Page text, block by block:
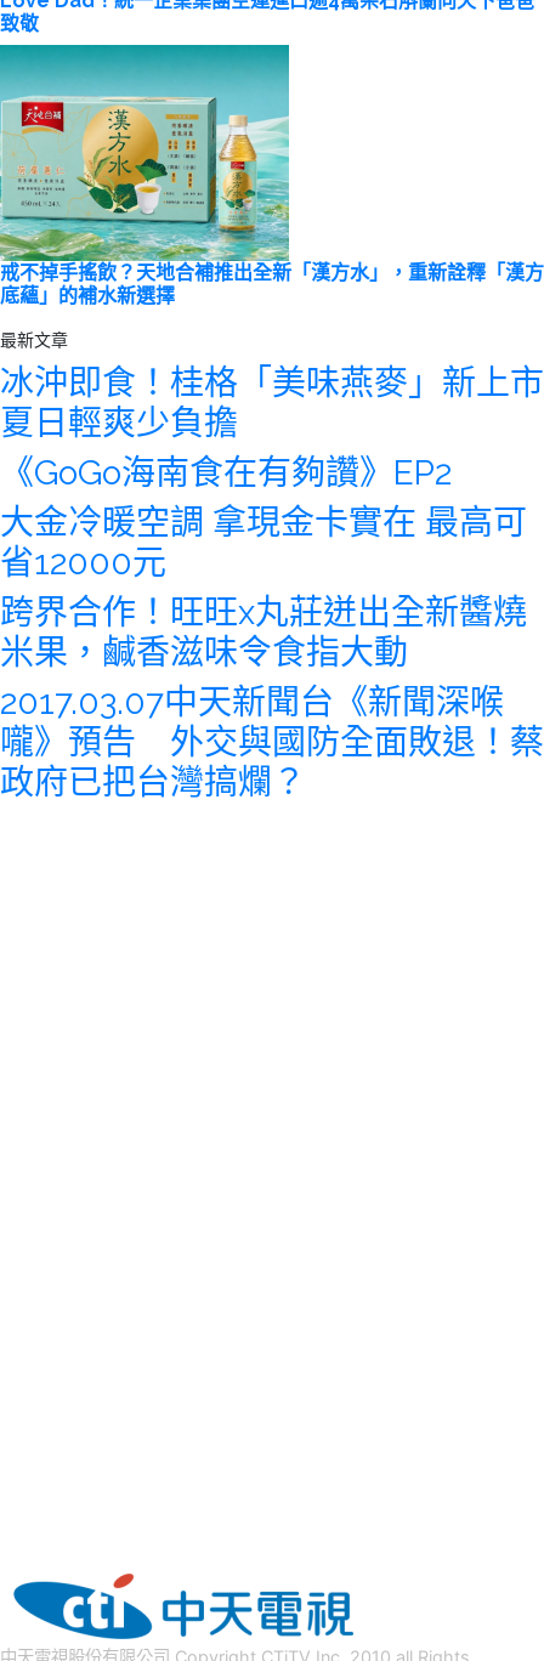
致敬
戒不掉手搖飲？天地合補推出全新「漢方水」，重新詮釋「漢方
底蘊」的補水新選擇
最新文章
冰沖即食！桂格「美味燕麥」新上市
夏日輕爽少負擔
《GoGo海南食在有夠讚》EP2
大金冷暖空調 拿現金卡實在 最高可
省12000元
跨界合作！旺旺x丸莊迸出全新醬燒
米果，鹹香滋味令食指大動
2017.03.07中天新聞台《新聞深喉
嚨》預告 外交與國防全面敗退！蔡
政府已把台灣搞爛？
中天電視股份有限公司 Copyright CTiTV Inc. 2010 all Rights